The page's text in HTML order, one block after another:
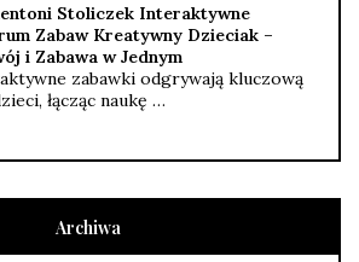
Stoliczek Interaktywne
Zabaw Kreatywny Dzieciak –
i Zabawa w Jednym
zabawki odgrywają kluczową
łącząc naukę …
Archiwa